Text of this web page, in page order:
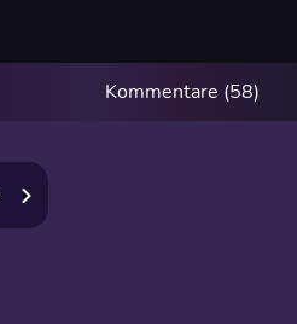
Kommentare (58)